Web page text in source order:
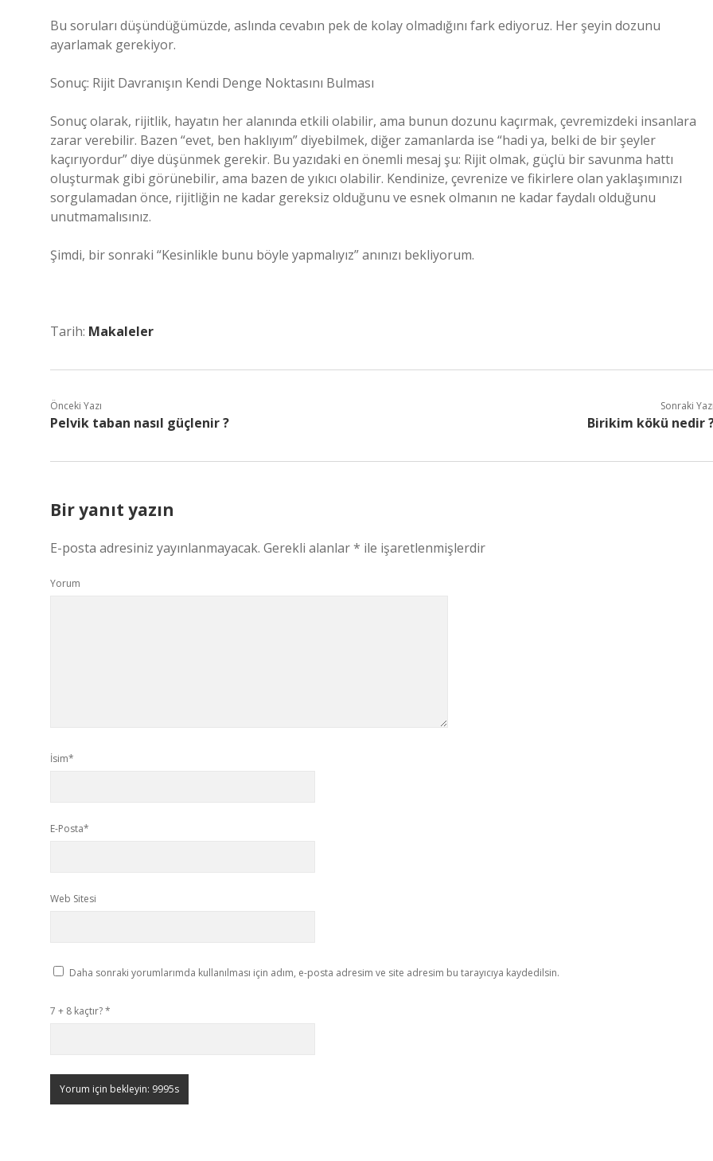
Bu soruları düşündüğümüzde, aslında cevabın pek de kolay olmadığını fark ediyoruz. Her şeyin dozunu
ayarlamak gerekiyor.
Sonuç: Rijit Davranışın Kendi Denge Noktasını Bulması
Sonuç olarak, rijitlik, hayatın her alanında etkili olabilir, ama bunun dozunu kaçırmak, çevremizdeki insanlara
zarar verebilir. Bazen “evet, ben haklıyım” diyebilmek, diğer zamanlarda ise “hadi ya, belki de bir şeyler
kaçırıyordur” diye düşünmek gerekir. Bu yazıdaki en önemli mesaj şu: Rijit olmak, güçlü bir savunma hattı
oluşturmak gibi görünebilir, ama bazen de yıkıcı olabilir. Kendinize, çevrenize ve fikirlere olan yaklaşımınızı
sorgulamadan önce, rijitliğin ne kadar gereksiz olduğunu ve esnek olmanın ne kadar faydalı olduğunu
unutmamalısınız.
Şimdi, bir sonraki “Kesinlikle bunu böyle yapmalıyız” anınızı bekliyorum.
Tarih: Makaleler
Önceki Yazı
Pelvik taban nasıl güçlenir ?
Sonraki Yazı
Birikim kökü nedir
Bir yanıt yazın
E-posta adresiniz yayınlanmayacak. Gerekli alanlar* ile işaretlenmişlerdir
Yorum
İsim*
E-Posta*
Web Sitesi
Daha sonraki yorumlarımda kullanılması için adım, e-posta adresim ve site adresim bu tarayıcıya kaydedilsin.
7 + 8 kaçtır?*